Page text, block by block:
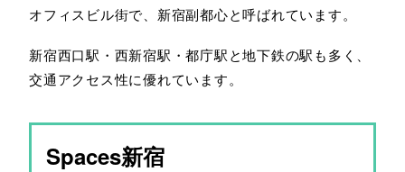
オフィスビル街で、新宿副都心と呼ばれています。
新宿西口駅・西新宿駅・都庁駅と地下鉄の駅も多く、
交通アクセス性に優れています。
Spaces新宿